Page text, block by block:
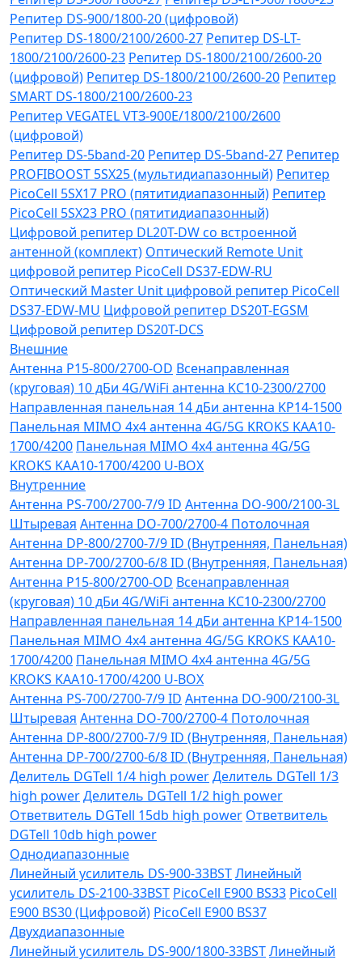
Репитер DS-900/1800-20 (цифровой)
Репитер DS-1800/2100/2600-27 Репитер DS-LT-
1800/2100/2600-23 Репитер DS-1800/2100/2600-20
(цифровой) Репитер DS-1800/2100/2600-20 Репитер
SMART DS-1800/2100/2600-23
Репитер VЕGATEL VТЗ-900Е/1800/2100/2600
(цифровой)
Репитер DS-5band-20 Репитер DS-5band-27 Репитер
PROFIBOOST 5SX25 (мультидиапазонный) Репитер
PicoCell 5SX17 PRO (пятитидиапазонный) Репитер
PicoCell 5SX23 PRO (пятитидиапазонный)
Цифровой репитер DL20T-DW со встроенной
антенной (комплект) Оптический Remote Unit
цифровой репитер PicoCell DS37-EDW-RU
Оптический Master Unit цифровой репитер PicoCell
DS37-EDW-MU Цифровой репитер DS20T-EGSM
Цифровой репитер DS20T-DCS
Внешние
Антенна P15-800/2700-OD Всенаправленная
(круговая) 10 дБи 4G/WiFi антенна KC10-2300/2700
Направленная панельная 14 дБи антенна KP14-1500
Панельная MIMO 4x4 антенна 4G/5G KROKS KAA10-
1700/4200 Панельная MIMO 4x4 антенна 4G/5G
KROKS KAA10-1700/4200 U-BOX
Внутренние
Антенна PS-700/2700-7/9 ID Антенна DO-900/2100-3L
Штыревая Антенна DO-700/2700-4 Потолочная
Антенна DP-800/2700-7/9 ID (Внутренняя, Панельная)
Антенна DP-700/2700-6/8 ID (Внутренняя, Панельная)
Антенна P15-800/2700-OD Всенаправленная
(круговая) 10 дБи 4G/WiFi антенна KC10-2300/2700
Направленная панельная 14 дБи антенна KP14-1500
Панельная MIMO 4x4 антенна 4G/5G KROKS KAA10-
1700/4200 Панельная MIMO 4x4 антенна 4G/5G
KROKS KAA10-1700/4200 U-BOX
Антенна PS-700/2700-7/9 ID Антенна DO-900/2100-3L
Штыревая Антенна DO-700/2700-4 Потолочная
Антенна DP-800/2700-7/9 ID (Внутренняя, Панельная)
Антенна DP-700/2700-6/8 ID (Внутренняя, Панельная)
Делитель DGTell 1/4 high powerДелитель DGTell 1/3
high powerДелитель DGTell 1/2 high power
Ответвитель DGTell 15db high power Ответвитель
DGTell 10db high power
Однодиапазонные
Линейный усилитель DS-900-33BSTЛинейный
усилитель DS-2100-33BST PicoCell E900 BS33 PicoCell
E900 BS30 (Цифровой) PicoCell E900 BS37
Двухдиапазонные
Линейный усилитель DS-900/1800-33BSTЛинейный